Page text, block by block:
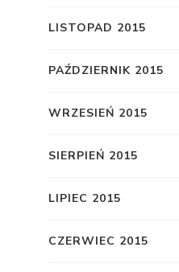
LISTOPAD 2015
PAŹDZIERNIK 2015
WRZESIEŃ 2015
SIERPIEŃ 2015
LIPIEC 2015
CZERWIEC 2015